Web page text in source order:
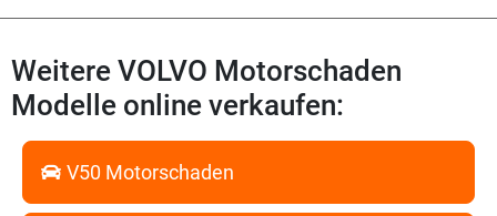
Weitere VOLVO Motorschaden
Modelle online verkaufen:
V50 Motorschaden